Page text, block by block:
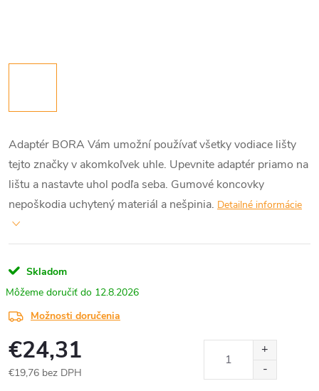
Adaptér BORA Vám umožní používaťvšetkyvodiace lišty
tejto značkyv akomkoľvek uhle. Upevnite adaptér priamo na
lištu a nastavte uhol podľa seba. Gumové koncovky
nepoškodia uchytený materiál a nešpinia. Detailné informácie
Skladom
12.8.2026
Možnosti doručenia
€24,31
€19,76 bez DPH